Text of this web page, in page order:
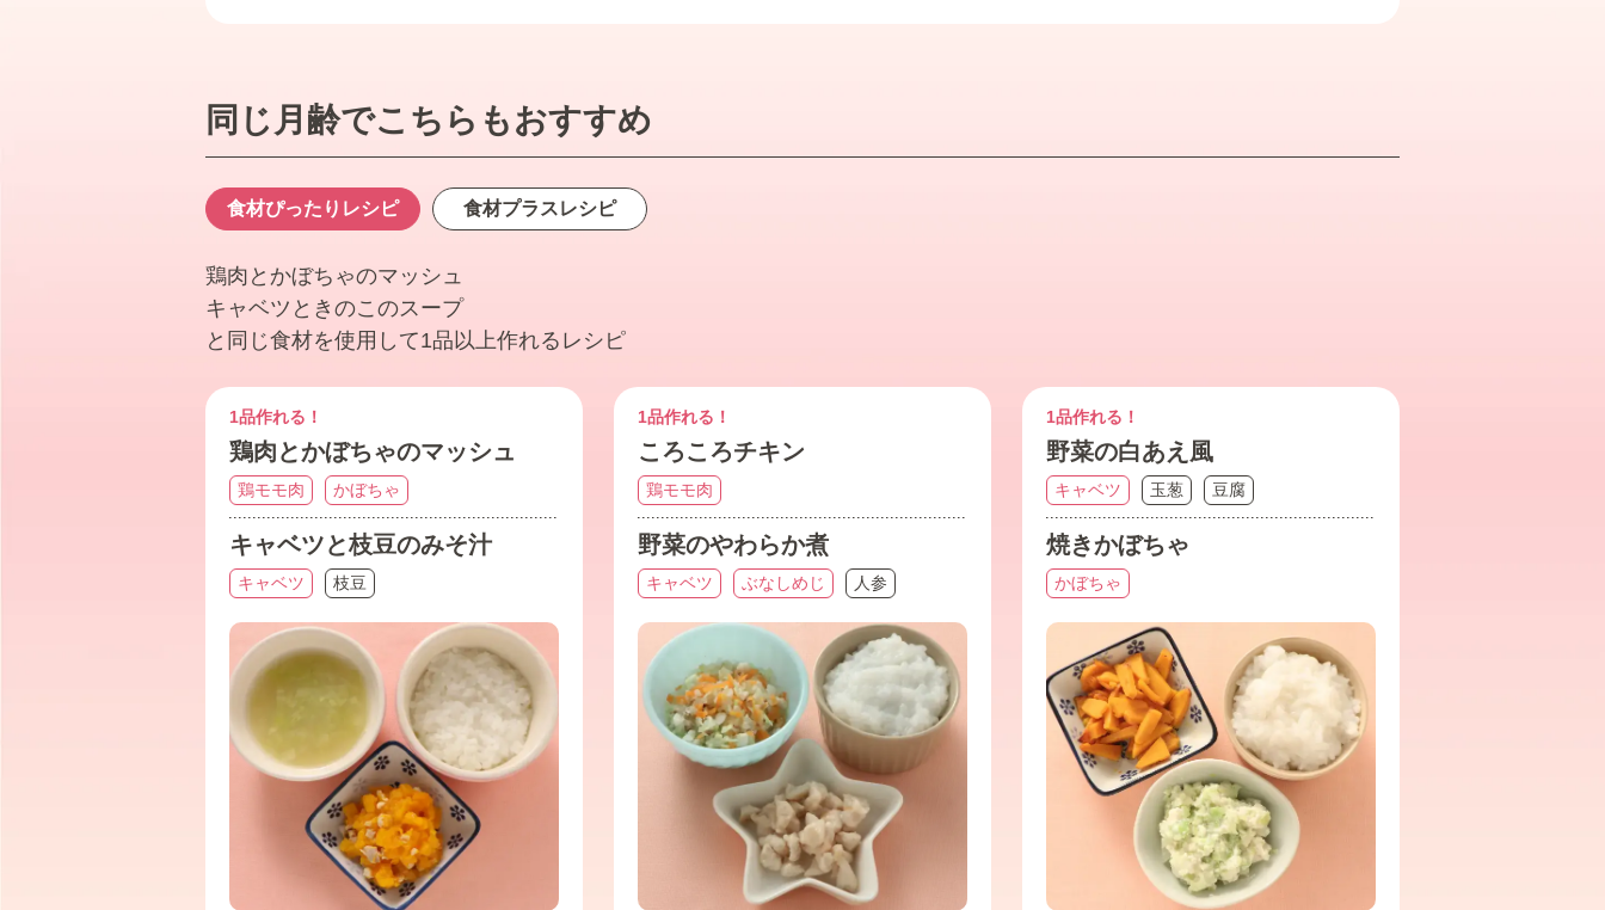
同じ月齢でこちらもおすすめ
食材ぴったり レシピ 食材プラスレシピ
鶏肉とかぼちゃのマッシュ
キャベツときのこのスープ
と同じ食材を使用して1品以上作れるレシピ
1品作れる！
鶏肉とかぼちゃのマッシュ
鶏モモ肉 かぼちゃ
キャベツと枝豆のみそ汁
キャベツ 枝豆
1品作れる！
ころころチキン
鶏モモ肉
野菜のやわらか煮
キャベツ ぶなしめじ 人参
1品作れる！
野菜の白あえ風
キャベツ 玉葱 豆腐
焼きかぼちゃ
かぼちゃ